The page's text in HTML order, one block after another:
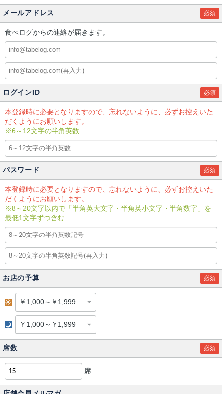
メールアドレス 必須
食べログからの連絡が届きます。
ログインID 必須
本登録時に必要となりますので、忘れないように、必ずお控えいた
だくようにお願いします。
※6～12文字の半角英数
パスワード 必須
本登録時に必要となりますので、忘れないように、必ずお控えいた
だくようにお願いします。
※8～20文字以内で「半角英大文字・半角英小文字・半角数字」を
最低1文字ずつ含む
お店の予算 必須
席数 必須
席